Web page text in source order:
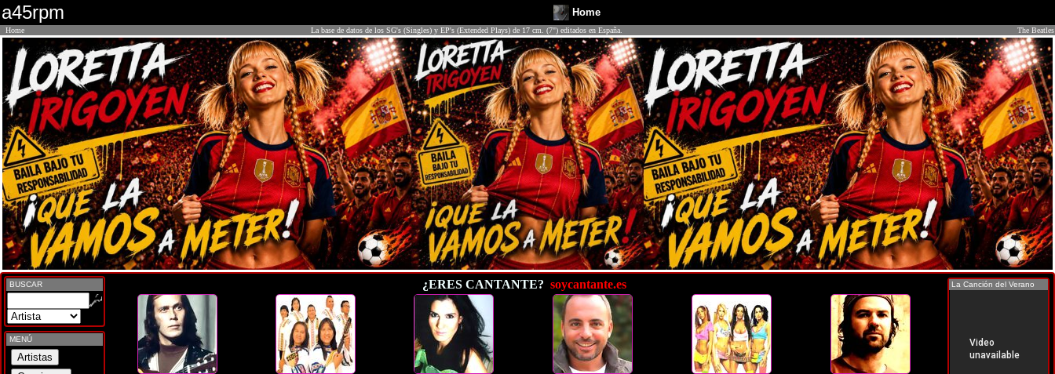
a45rpm Home
Home La base de datos de los SG's (Singles) y EP's (Extended Plays) de 17 cm. (7") editados en España. The Beatles
BUSCAR
MENÚ
¿ERES CANTANTE? soycantante.es La Canción del Verano